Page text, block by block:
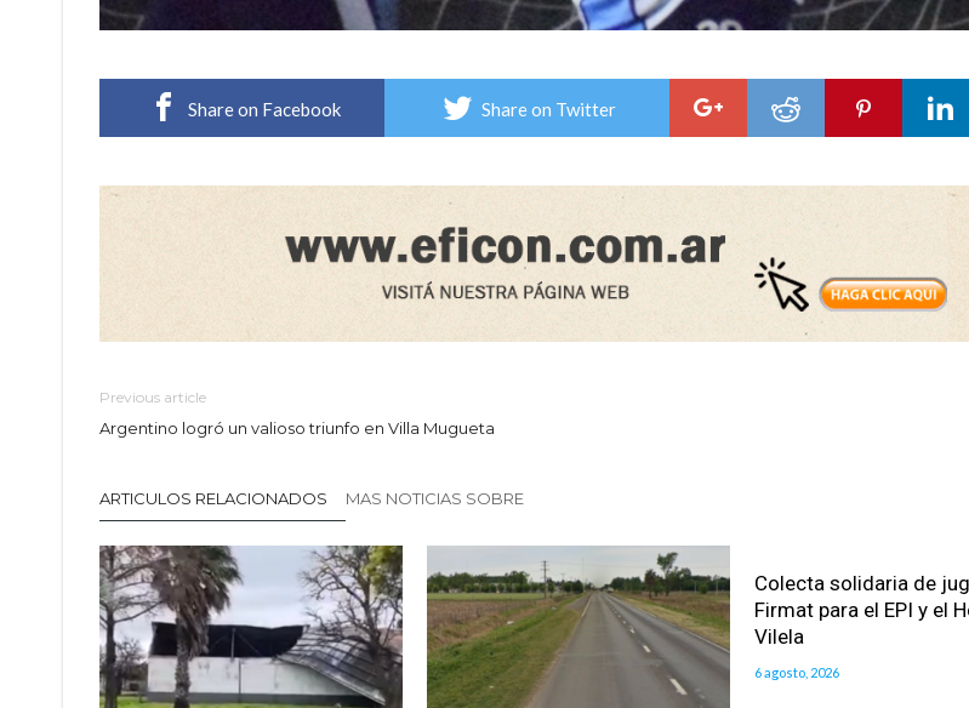
Share on Facebook Share on Twitter
Previous article
Argentino logró un valioso triunfo en Villa Mugueta
ARTICULOS RELACIONADOS MAS NOTICIAS SOBRE
Colecta solidaria de
Firmat para el EPI y el
Vilela
6 agosto, 2026